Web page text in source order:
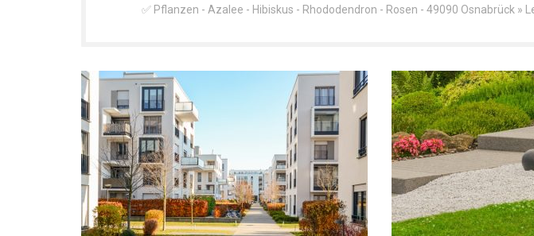
✅ Pflanzen - Azalee - Hibiskus - Rhododendron - Rosen - 49090 Osnabrück »